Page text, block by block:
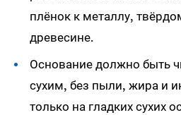
плёнок к металлу,
древесине.
Основание должно быть
сухим, без пыли, жира и
только на гладких сухих